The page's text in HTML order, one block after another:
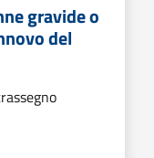
gravide o
del